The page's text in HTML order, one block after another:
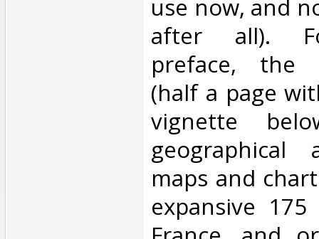
use now, and
after all).
preface, the
(half a page
vignette
geographical
maps and
expansive